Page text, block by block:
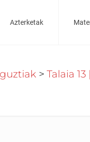
Azterketak
> Talaia